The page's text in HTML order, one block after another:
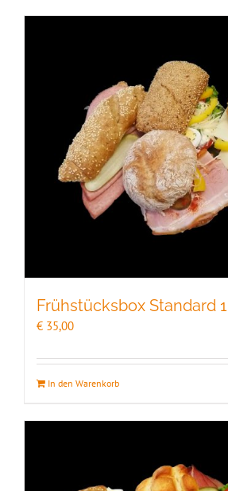
Frühstücksbox Standard 1
€ 35,00
In den Warenkorb